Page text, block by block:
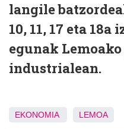
langile
10, 11, 17 eta
egunak
industrialean.
EKONOMIA LEMOA